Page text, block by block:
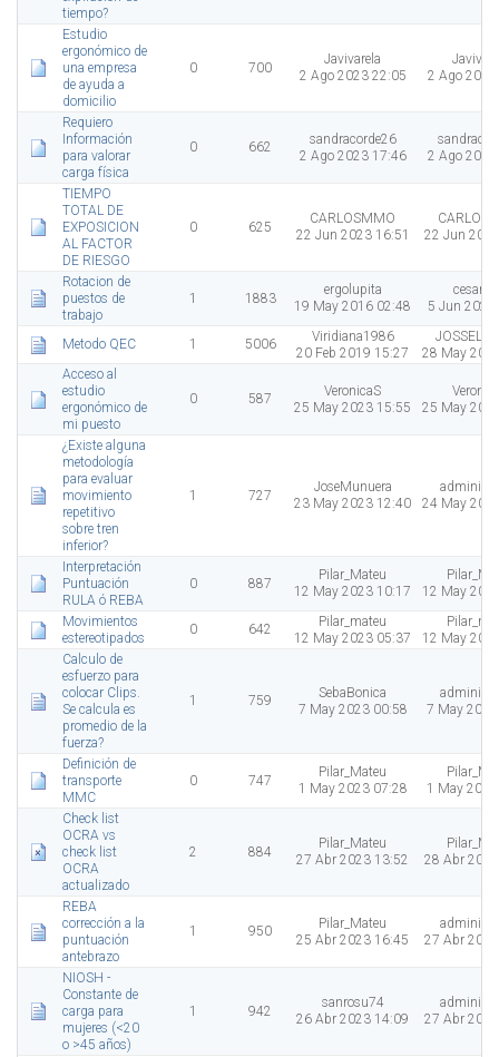
tiempo?
Estudio
ergonómico de
una empresa
de ayuda a
domicilio
0 700
Javivarela
2 Ago 2023 22:05
2 Ago
Requiero
Información
para valorar
carga física
0 662
sandracorde26
2 Ago 2023 17:46
2 Ago
TIEMPO
TOTAL DE
EXPOSICION
AL FACTOR
DE RIESGO
0 625
CARLOSMMO
22 Jun 2023 16:51
22 Jun
Rotacion de
puestos de
trabajo
1 1883
ergolupita
19 May 2016 02:48
5 Jun 2023
Metodo QEC 1 5006
Viridiana1986
20 Feb 2019 15:27
28 May
Acceso al
estudio
ergonómico de
mi puesto
0 587
VeronicaS
25 May 2023 15:55
25 May
¿Existe alguna
metodología
para evaluar
movimiento
repetitivo
sobre tren
inferior?
1 727
JoseMunuera
23 May 2023 12:40
24 May
Interpretación
Puntuación
RULA ó REBA
0 887
Pilar_Mateu
12 May 2023 10:17
12 May
Movimientos
estereotipados
0 642
Pilar_mateu
12 May 2023 05:37
12 May
Calculo de
esfuerzo para
colocar Clips.
Se calcula es
promedio de la
fuerza?
1 759
SebaBonica
7 May 2023 00:58
7 May
Definición de
transporte
MMC
0 747
Pilar_Mateu
1 May 2023 07:28
1 May
Check list
OCRA vs
check list
OCRA
actualizado
2 884
Pilar_Mateu
27 Abr 2023 13:52
28 Abr
REBA
corrección a la
puntuación
antebrazo
1 950
Pilar_Mateu
25 Abr 2023 16:45
27 Abr
NIOSH -
Constante de
carga para
mujeres (<20
o >45 años)
1 942
sanrosu74
26 Abr 2023 14:09
27 Abr